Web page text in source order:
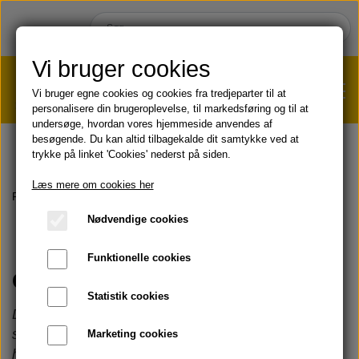
HJEM
Læbepomade
KOST & VELVÆRE
SOMMER & SOL 😎
VÆGTTAB?KLIK HER!
Forside
Om propolis
Disclaimer: Denne artikel omhandler det naturlige
stof propolis fra bierne og ikke specifikke produkter,
hvori der indgår propolis som ingrediens.
Vi bruger cookies
Vi bruger egne cookies og cookies fra tredjeparter til at
personalisere din brugeroplevelse, til markedsføring og til at
undersøge, hvordan vores hjemmeside anvendes af
besøgende. Du kan altid tilbagekalde dit samtykke ved at
trykke på linket 'Cookies' nederst på siden.
Læs mere om cookies her
Nødvendige cookies
Funktionelle cookies
Statistik cookies
Marketing cookies